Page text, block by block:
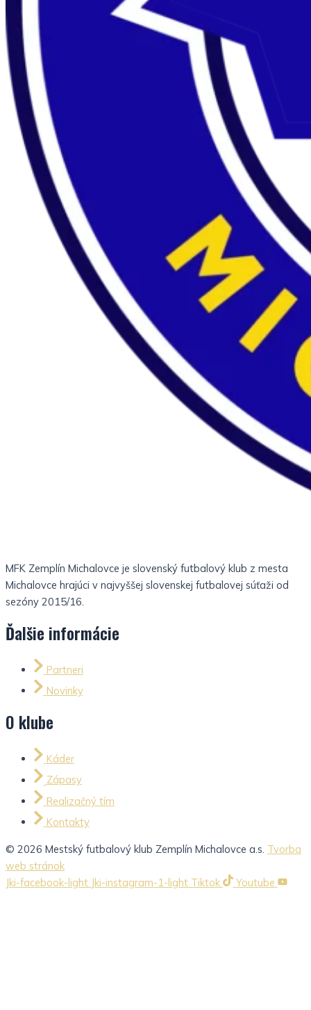
MFK Zemplín Michalovce je slovenský futbalový klub z mesta
Michalovce hrajúci v najvyššej slovenskej futbalovej súťaži od
sezóny 2015/16.
Ďalšie informácie
Partneri
Novinky
O klube
Káder
Zápasy
Realizačný tím
Kontakty
© 2026 Mestský futbalový klub Zemplín Michalovce a.s. Tvorba
web stránok
Jki-facebook-light Jki-instagram-1-light Tiktok Youtube